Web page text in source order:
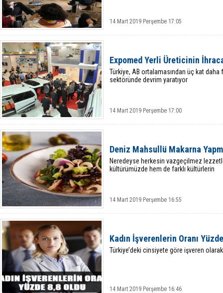
14 Mart 2019 Perşembe 17:05
Expomed Yerli Üreticinin
Türkiye, AB ortalamasından üç kat
sektöründe devrim yaratıyor
14 Mart 2019 Perşembe 17:00
Deniz Mahsullü Makarna
Neredeyse herkesin vazgeçilmez
kültürümüzde hem de farklı kültürlerin
14 Mart 2019 Perşembe 16:55
Kadın İşverenlerin Oranı
Türkiye’deki cinsiyete göre işveren olarak
14 Mart 2019 Perşembe 16:46